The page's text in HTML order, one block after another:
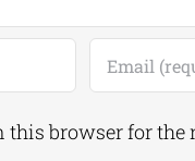
this browser for